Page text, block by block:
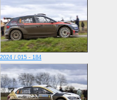
2024 / 015 - 184